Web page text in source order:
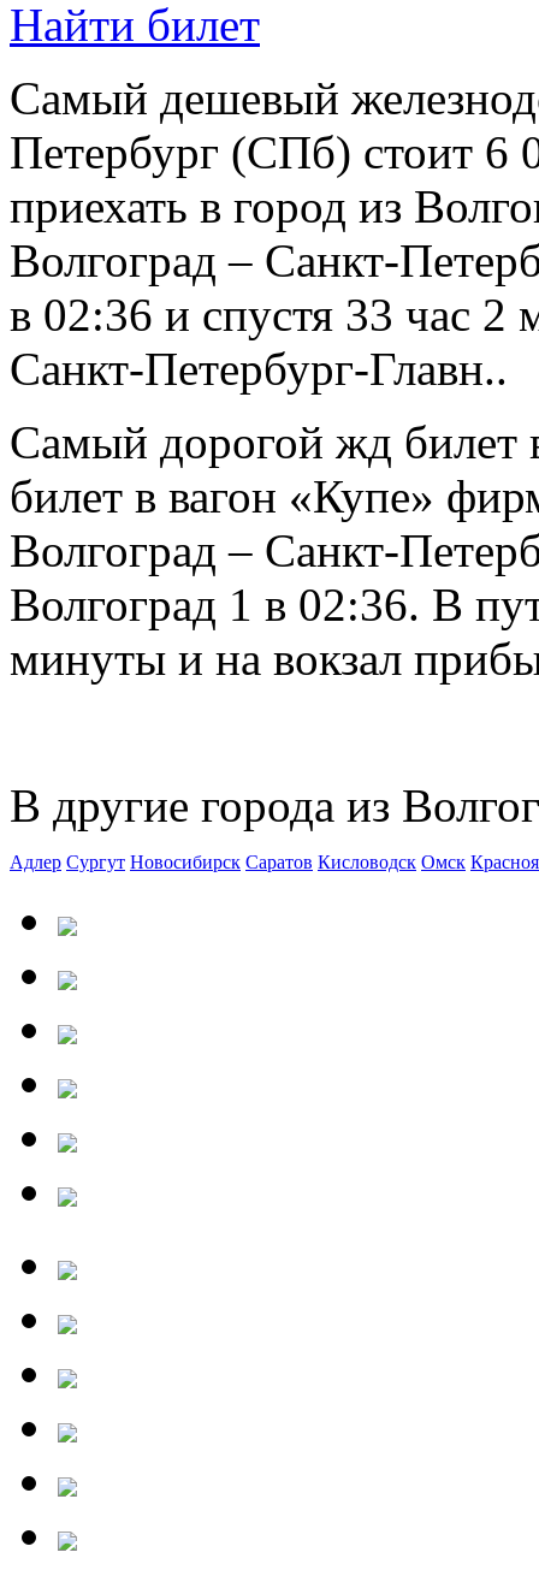
Найти билет
Самый дешевый
Петербург (СПб) стоит 6
приехать в город из
Волгоград – Санкт-
в 02:36 и спустя 33 час 2
Санкт-Петербург-Главн..
Самый дорогой жд билет
билет в вагон «Купе»
Волгоград – Санкт-
Волгоград 1 в 02:36. В
минуты и на вокзал
В другие города из
Адлер Сургут Новосибирск Саратов Кисловодск Омск